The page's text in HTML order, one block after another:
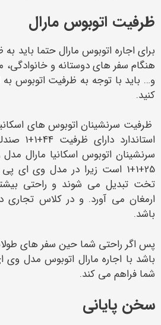
ظرفیت اتوبوس مارال
برای اجاره اتوبوس مارال حتما باید
هنگام سفر های دوستانه و
و… باید با توجه به ظرفیت اتوبوس به
کنید.
سرنشینان اتوبوس اسکانیا مارال
25+1+1 است زیرا در مدل وی
تخت تبدیل می شوند و راحتی
باشد.
پس اگر راحتی شما حین سفر های
باشد با اجاره مارال اتوبوس مدل وی
شما فراهم می کند.
سخن پایانی